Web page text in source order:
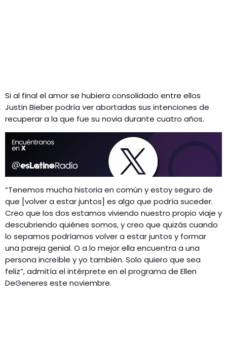
Si al final el amor se hubiera consolidado entre ellos
Justin Bieber podría ver abortadas sus intenciones de
recuperar a la que fue su novia durante cuatro años.
“Tenemos mucha historia en común y estoy seguro de
que [volver a estar juntos] es algo que podría suceder.
Creo que los dos estamos viviendo nuestro propio viaje y
descubriendo quiénes somos, y creo que quizás cuando
lo sepamos podríamos volver a estar juntos y formar
una pareja genial. O a lo mejor ella encuentra a una
persona increíble y yo también. Solo quiero que sea
feliz”, admitía el intérprete en el programa de Ellen
DeGeneres este noviembre.